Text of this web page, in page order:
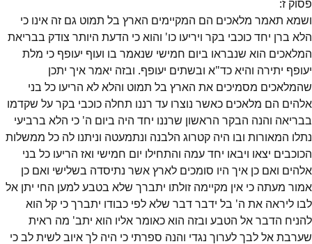
פסוק ז:
ושמא תאמר מלאכים הם המקיימים הארץ בל תמוט גם זה אינו כי
הלא ברן יחד כוכבי בקר ויריעו כו' והוא כי הדעת היותר צודק בבריאת
המלאכים הוא שנבראו ביום חמישי שנאמר בו ועוף יעופף כי מלת
יעופף יתירה והיא כד"א ובשתים יעופף. ובזה יאמר איך יתכן
שהמלאכים מסמיכים את הארץ בל תמוט והלא לא הריעו כל בני
אלהים הם מלאכים כאשר נוצרו עד רננו תחלה כוכבי בקר על שקדמו
בבריאה והנה הבקר הראשון שרננו יחד היה ביום ה' כי הלא ברביעי
נתלו המאורות ובו היה קטרוג הלבנה ונתמעטה וניתנו לה כל ממשלות
הכוכבים יצאו ויבאו יחד עמה והתחילו יום חמישי ואז הריעו כל בני
אלהים ואם כן איך היו סומכים לארץ אשר נתיסדה בשלישי ואם כן
אמור מעתה כי אין מקיימה זולתו יתברך שלא בטבע למען החי יתן אל
לבו ליראה את ה' בל ידבר דבר שלא לפי כבודו יתברך כי קל הוא
להניח הדבר אל הטבע ובזה הוא כאומר אליו הוא יתב' מה ראית
שערבת אל לבך לערוך נגדי והנה ספרתי כי היה לך איוב לשית לב כי